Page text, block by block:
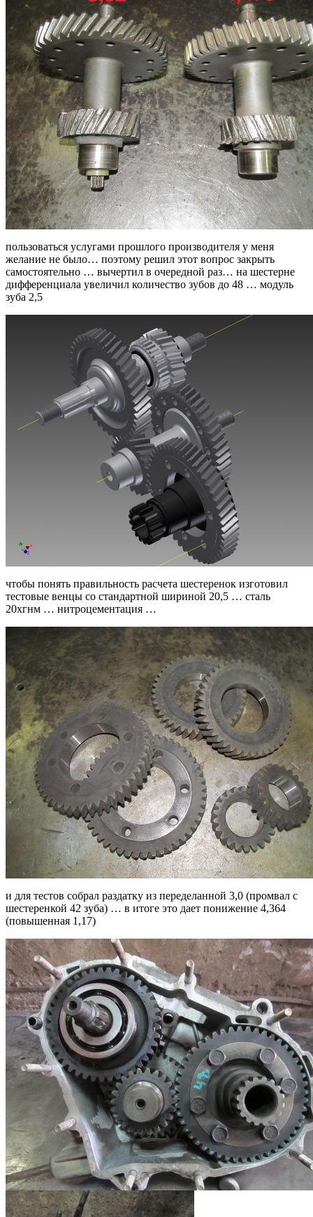
пользоваться услугами прошлого производителя у меня
желание не было… поэтому решил этот вопрос закрыть
самостоятельно … вычертил в очередной раз… на шестерне
дифференциала увеличил количество зубов до 48 … модуль
зуба 2,5
чтобы понять правильность расчета шестеренок изготовил
тестовые венцы со стандартной шириной 20,5 … сталь
20хгнм … нитроцементация …
и для тестов собрал раздатку из переделанной 3,0 (промвал с
шестеренкой 42 зуба) … в итоге это дает понижение 4,364
(повышенная 1,17)